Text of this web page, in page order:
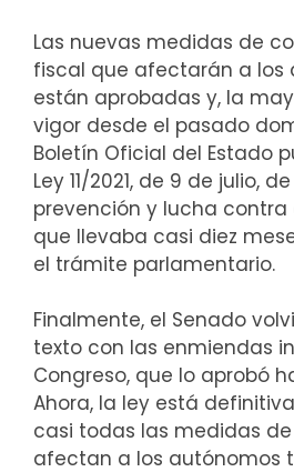
Las nuevas medidas de
fiscal que afectarán a los
están aprobadas y, la
vigor desde el pasado
Boletín Oficial del Estado
Ley 11/2021, de 9 de julio,
prevención y lucha
que llevaba casi diez
el trámite parlamentario.
Finalmente, el Senado
texto con las enmiendas
Congreso, que lo aprobó
Ahora, la ley está
casi todas las medidas
afectan a los autónomos